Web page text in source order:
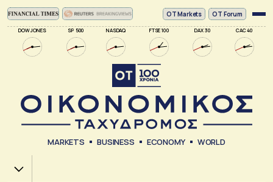
DOW JONES SP 500 NASDAQ FTSE 100 DAX 30 CAC 40
ΟΤ Markets OT Forum
MARKETS BUSINESS ECONOMY WORLD
Χ.Α.